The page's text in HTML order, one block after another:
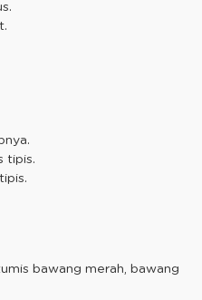
tipis.
bawang merah, bawang